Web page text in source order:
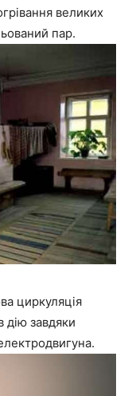
великих
пар.
циркуляція
дію завдяки